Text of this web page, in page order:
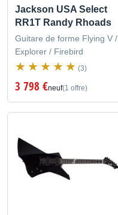
Jackson USA Select
RR1T Randy Rhoads
Guitare de forme Flying V /
Explorer / Firebird
(3)
3 798 €neuf(1 offre)